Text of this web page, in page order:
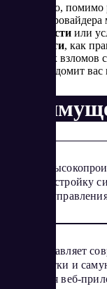
Кроме того,
хостинг-провайдера
безопасности или
активности, как
нецелевых взломов
тут же уведомит
Имеет
плюс настройку
панель
Предоставляет
разработки и
создания веб-